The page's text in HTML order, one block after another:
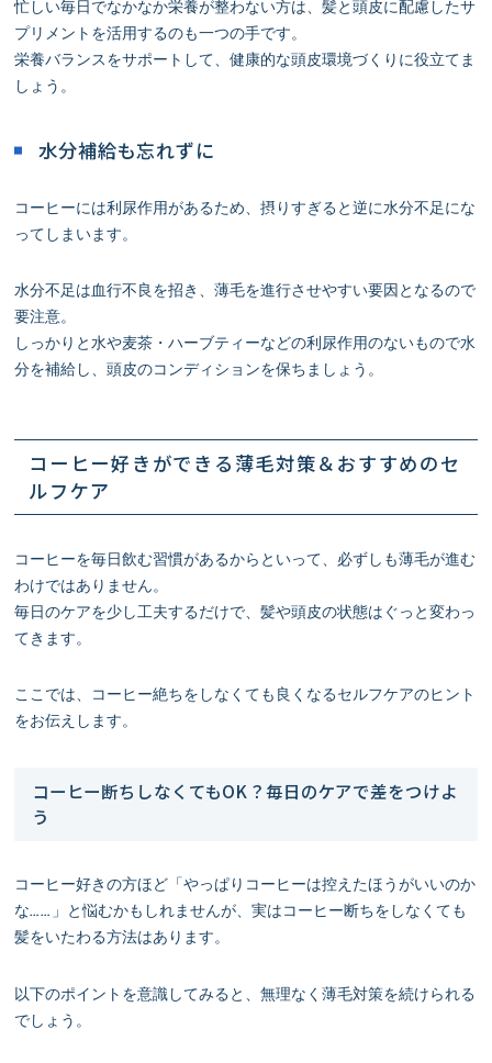
忙しい毎日でなかなか栄養が整わない方は、髪と頭皮に配慮したサ
プリメントを活用するのも一つの手です。
栄養バランスをサポートして、健康的な頭皮環境づくりに役立てま
しょう。
水分補給も忘れずに
コーヒーには利尿作用があるため、摂りすぎると逆に水分不足にな
ってしまいます。
水分不足は血行不良を招き、薄毛を進行させやすい要因となるので
要注意。
しっかりと水や麦茶・ハーブティーなどの利尿作用のないもので水
分を補給し、頭皮のコンディションを保ちましょう。
コーヒー好きができる薄毛対策＆おすすめのセ
ルフケア
コーヒーを毎日飲む習慣があるからといって、必ずしも薄毛が進む
わけではありません。
毎日のケアを少し工夫するだけで、髪や頭皮の状態はぐっと変わっ
てきます。
ここでは、コーヒー絶ちをしなくても良くなるセルフケアのヒント
をお伝えします。
コーヒー断ちしなくてもOK？毎日のケアで差をつけよ
う
コーヒー好きの方ほど「やっぱりコーヒーは控えたほうがいいのか
な……」と悩むかもしれませんが、実はコーヒー断ちをしなくても
髪をいたわる方法はあります。
以下のポイントを意識してみると、無理なく薄毛対策を続けられる
でしょう。